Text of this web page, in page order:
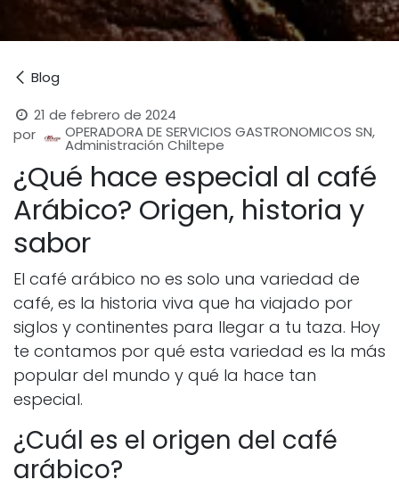
Blog
21 de febrero de 2024
por
OPERADORA DE SERVICIOS GASTRONOMICOS SN,
Administración Chiltepe
¿Qué hace especial al café
Arábico? Origen, historia y
sabor
El café arábico no es solo una variedad de
café, es la historia viva que ha viajado por
siglos y continentes para llegar a tu taza. Hoy
te contamos por qué esta variedad es la más
popular del mundo y qué la hace tan
especial.
¿Cuál es el origen del café
arábico?